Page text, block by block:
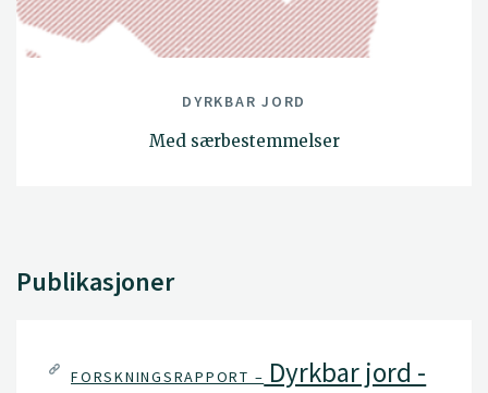
DYRKBAR JORD
Med særbestemmelser
Publikasjoner
FORSKNINGSRAPPORT – Dyrkbar jord -